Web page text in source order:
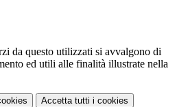
da questo utilizzati si avvalgono di
ed utili alle finalità illustrate nella
Accetta tutti i cookies